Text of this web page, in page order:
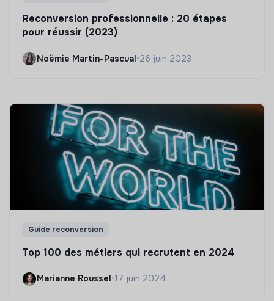
Reconversion professionnelle : 20 étapes
pour réussir (2023)
Noëmie Martin-Pascual•26 juin 2023
Guide reconversion
Top 100 des métiers qui recrutent en 2024
Marianne Roussel •17 juin 2024